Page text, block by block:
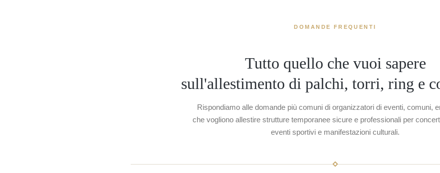
DOMANDE FREQUENTI
Tutto quello che vuoi sapere
sull'allestimento di palchi, torri, ring e
Rispondiamo alle domande più comuni di organizzatori di eventi, comuni,
che vogliono allestire strutture temporanee sicure e professionali per
eventi sportivi e manifestazioni culturali.